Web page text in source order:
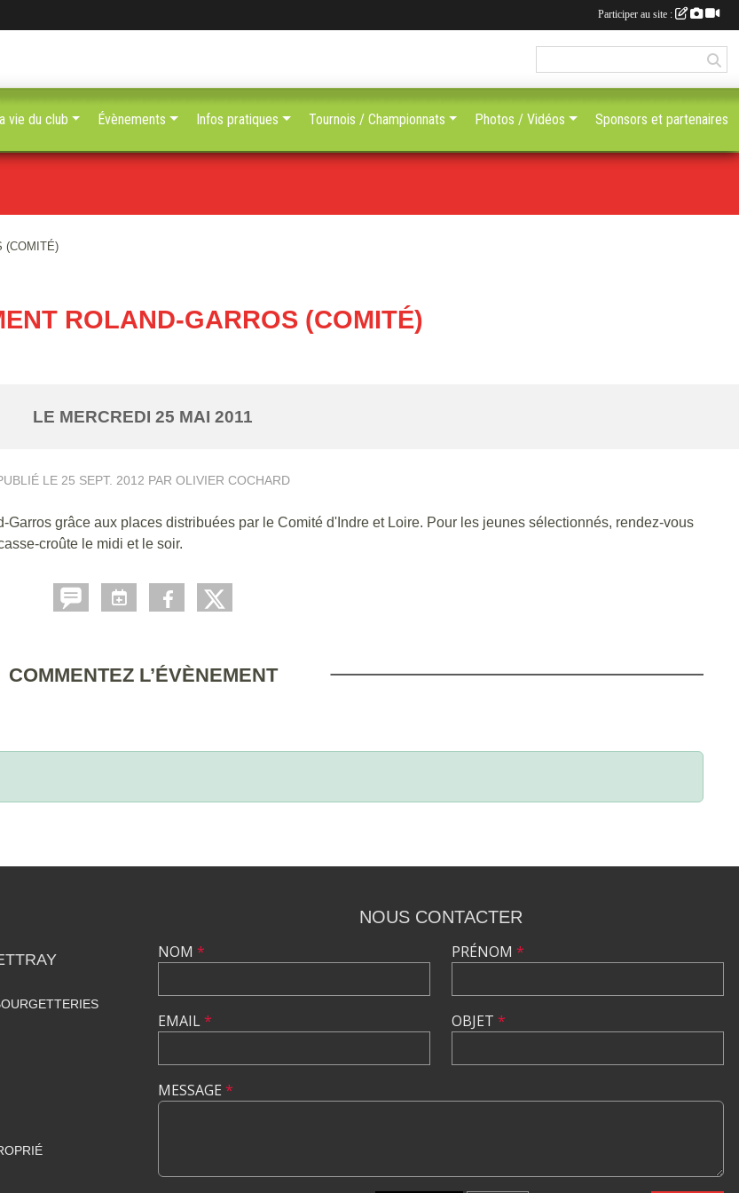
(COMITÉ)
ROLAND-GARROS (COMITÉ)
LE MERCREDI 25 MAI 2011
LE 25 SEPT. 2012 PAR OLIVIER COCHARD
grâce aux places distribuées par le Comité d'Indre et Loire. Pour les jeunes sélectionnés, rendez-vous
croûte le midi et le soir.
COMMENTEZ L’ÉVÈNEMENT
vie du club Évènements Infos pratiques Tournois / Championnats Photos / Vidéos Sponsors et partenaires
NOUS CONTACTER
NOM *
EMAIL*
PRÉNOM *
OBJET *
MESSAGE *
Participer au site :